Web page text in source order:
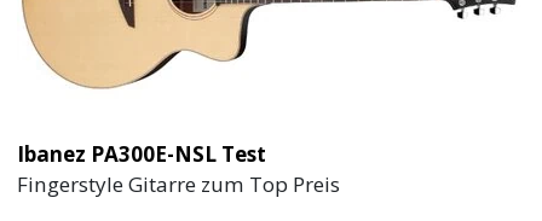
Ibanez PA300E-NSL Test
Fingerstyle Gitarre zum Top Preis